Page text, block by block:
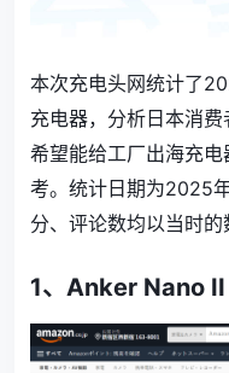
本次充电头网统计了
充电器，分析日本消
希望能给工厂出海充电
考。统计日期为2025
分、评论数均以当时的
1、 Anker Nano